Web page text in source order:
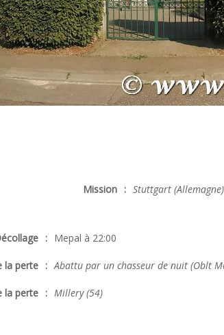
Mission : Stuttgart (Allemagne)
: Mepal à 22:00
la perte : Abattu par un chasseur de nuit (Oblt
la perte : Millery (54)